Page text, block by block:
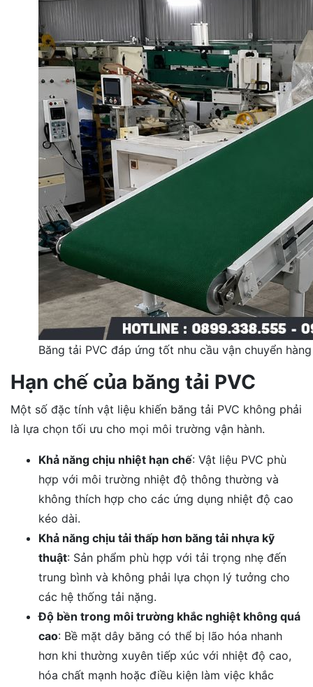
Băng tải PVC đáp ứng tốt nhu cầu vận chuyển
Hạn chế của băng tải PVC
Một số đặc tính vật liệu khiến băng tải PVC không phải
là lựa chọn tối ưu cho mọi môi trường vận hành.
Khả năng chịu nhiệt hạn chế: Vật liệu PVC phù
hợp với môi trường nhiệt độ thông thường và
không thích hợp cho các ứng dụng nhiệt độ cao
kéo dài.
Khả năng chịu tải thấp hơn băng tải nhựa kỹ
thuật: Sản phẩm phù hợp với tải trọng nhẹ đến
trung bình và không phải lựa chọn lý tưởng cho
các hệ thống tải nặng.
Độ bền trong môi trường khắc nghiệt không quá
cao: Bề mặt dây băng có thể bị lão hóa nhanh
hơn khi thường xuyên tiếp xúc với nhiệt độ cao,
hóa chất mạnh hoặc điều kiện làm việc khắc